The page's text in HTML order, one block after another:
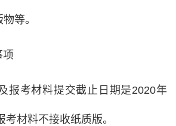
等。
项
报考材料提交截止日期是2020年
材料不接收纸质版。